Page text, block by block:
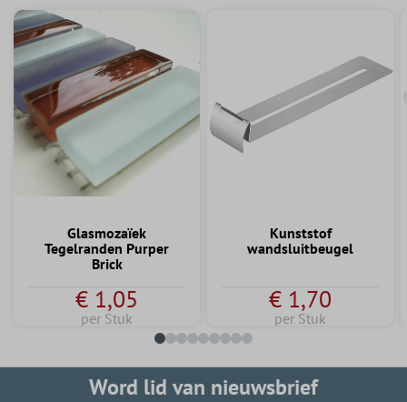
Glasmozaïek
Tegelranden Purper
Brick
€ 1,05
per Stuk
Kunststof
wandsluitbeugel
€ 1,70
per Stuk
Word lid van nieuwsbrief